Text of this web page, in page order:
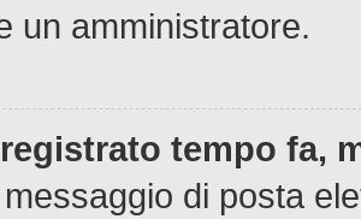
un amministratore.
tempo fa,
di posta